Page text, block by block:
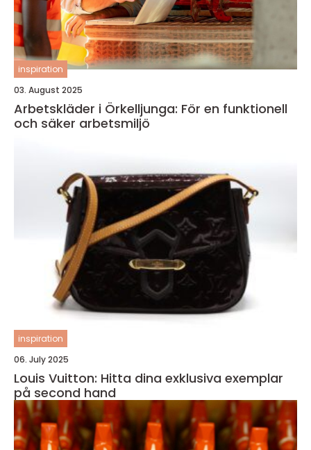
inspiration
03. August 2025
Arbetskläder i Örkelljunga: För en funktionell
och säker arbetsmiljö
inspiration
06. July 2025
Louis Vuitton: Hitta dina exklusiva exemplar
på second hand